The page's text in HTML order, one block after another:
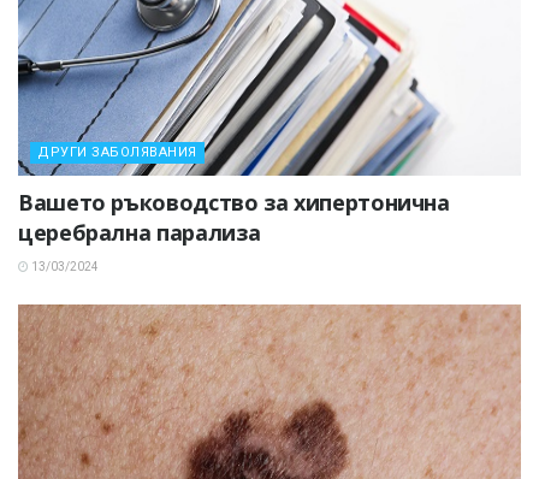
ДРУГИ ЗАБОЛЯВАНИЯ
Вашето ръководство за хипертонична
церебрална парализа
13/03/2024